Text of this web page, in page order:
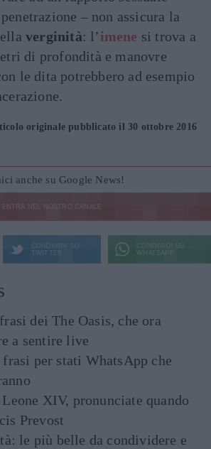
– non assicura la
verginità: l’imene si trova a
di profondità e manovre
le dita potrebbero ad esempio
originale pubblicato il 30 ottobre 2016
anche su Google News!
ENTRA NEL NOSTRO CANALE
CONDIVIDI SU
TWITTER
CONDIVIDI SU
WHATSAPP
dei The Oasis, che ora
a sentire live
per stati WhatsApp che
XIV, pronunciate quando
Prevost
le più belle da condividere e